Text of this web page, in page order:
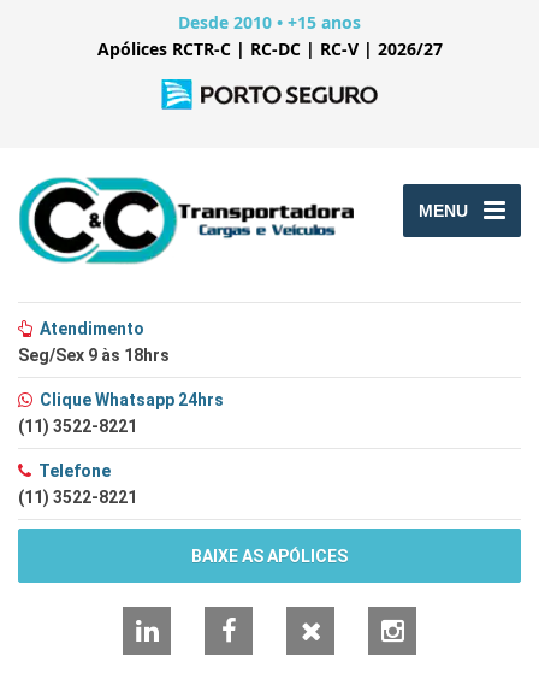
Desde 2010 • +15 anos
Apólices RCTR-C | RC-DC | RC-V | 2026/27
MENU
Atendimento
Seg/Sex 9 às 18hrs
Clique Whatsapp 24hrs
(11) 3522-8221
Telefone
(11) 3522-8221
BAIXE AS APÓLICES
LinkedInFacebook Instagram